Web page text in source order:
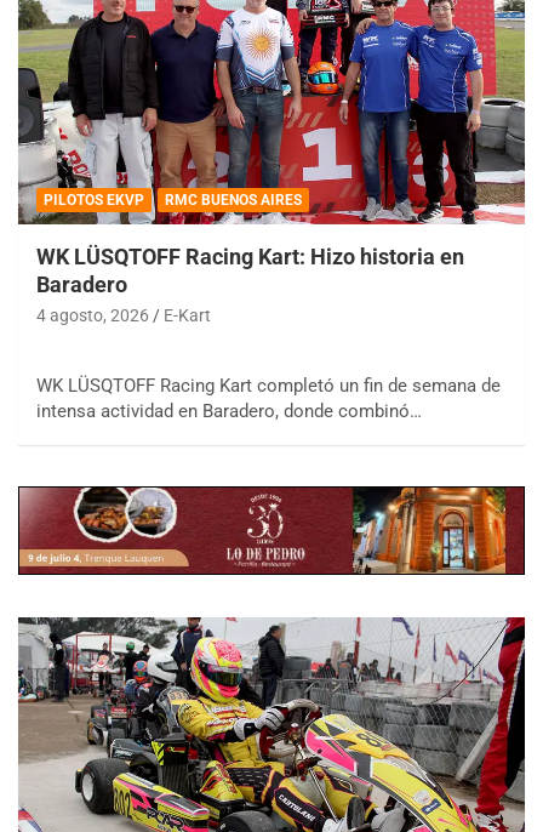
PILOTOS EKVP RMC BUENOS AIRES
WK LÜSQTOFF Racing Kart: Hizo historia en
Baradero
4 agosto, 2026 E-Kart
WK LÜSQTOFF Racing Kart completó un fin de semana de
intensa actividad en Baradero, donde combinó…